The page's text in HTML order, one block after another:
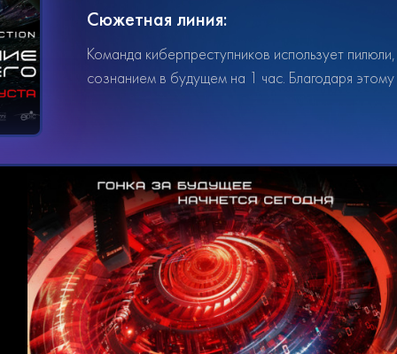
Сюжетная линия:
Команда киберпреступников использует
сознанием в будущем на 1 час. Благодаря